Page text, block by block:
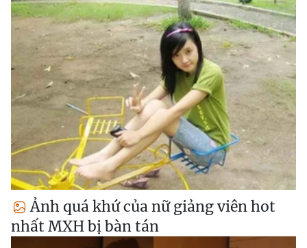
Ảnh quá khứ của nữ giảng viên hot
nhất MXH bị bàn tán